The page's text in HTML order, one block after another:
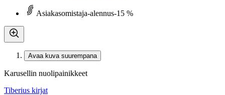
Asiakasomistaja-alennus-15 %
Avaa kuva suurempana
Karusellin nuolipainikkeet
Tiberius kirjat